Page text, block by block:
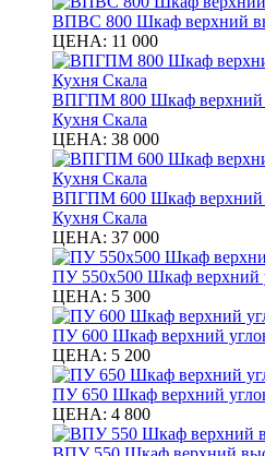
ВПВС 800 Шкаф верхний
ЦЕНА: 11 000
ВПГПМ 800 Шкаф верхний
Кухня Скала
ЦЕНА: 38 000
ВПГПМ 600 Шкаф верхний
Кухня Скала
ЦЕНА: 37 000
ПУ 550х500 Шкаф верхний
ЦЕНА: 5 300
ПУ 600 Шкаф верхний
ЦЕНА: 5 200
ПУ 650 Шкаф верхний
ЦЕНА: 4 800